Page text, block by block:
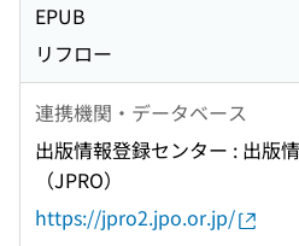
EPUB
リフロー
連携機関・データベース
出版情報登録センター : 出版
（JPRO）
https://jpro2.jpo.or.jp/